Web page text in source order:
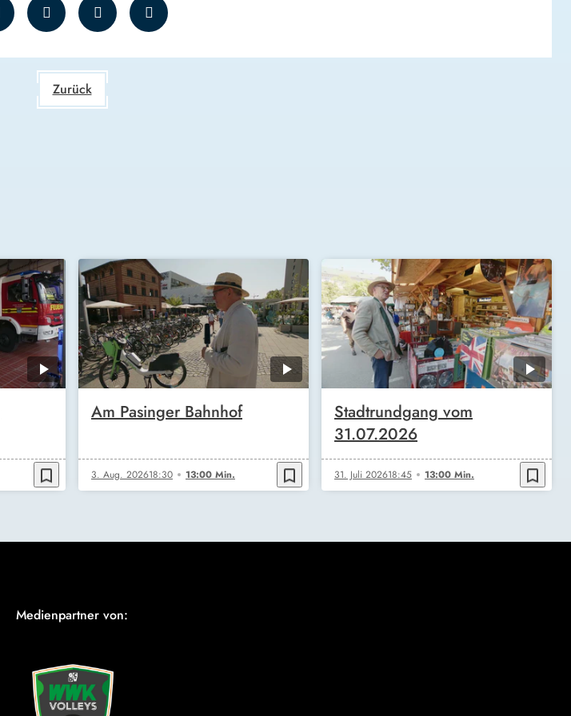
Zurück
bookmark_border
Am Pasinger Bahnhof
3. Aug. 202618:30 13:00 Min. bookmark_border
Stadtrundgang vom
31.07.2026
31. Juli 202618:45 13:00 Min. bookmark_border
Medienpartner von: